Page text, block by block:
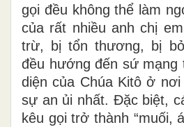
gọi đều không thể làm
của rất nhiều anh chị
trừ, bị tổn thương, bị
đều hướng đến sứ mạng
diện của Chúa Kitô ở
sự an ủi nhất. Đặc biệt,
kêu gọi trở thành “muối,